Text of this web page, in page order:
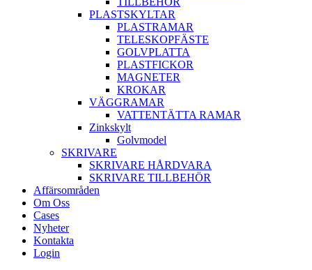
PLASTSKYLTAR
PLASTRAMAR
TELESKOPFÄSTE
GOLVPLATTA
PLASTFICKOR
MAGNETER
KROKAR
VÄGGRAMAR
VATTENTÄTTA RAMAR
Zinkskylt
Golvmodel
SKRIVARE
SKRIVARE HÅRDVARA
SKRIVARE TILLBEHÖR
Affärsområden
Om Oss
Cases
Nyheter
Kontakta
Login